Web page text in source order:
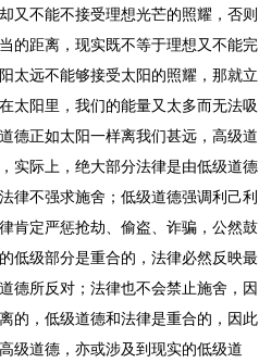
又不能不接受理想光芒的照耀，否则
的距离，现实既不等于理想又不能完
太远不能够接受太阳的照耀，那就立
太阳里，我们的能量又太多而无法吸
德正如太阳一样离我们甚远，高级道
实际上，绝大部分法律是由低级道德
律不强求施舍；低级道德强调利己利
肯定严惩抢劫、偷盗、诈骗，公然鼓
低级部分是重合的，法律必然反映最
德所反对；法律也不会禁止施舍，因
的，低级道德和法律是重合的，因此
级道德，亦或涉及到现实的低级道